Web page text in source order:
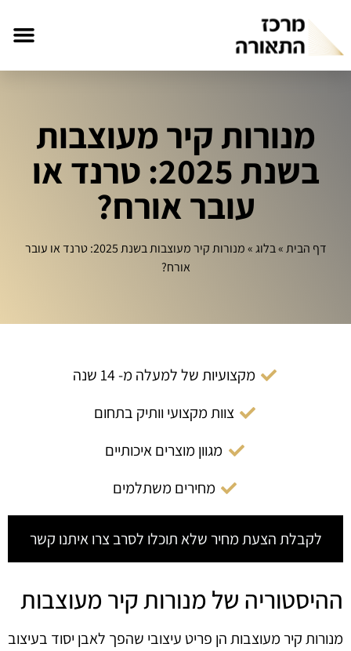
מנורות קיר מעוצבות
בשנת 2025: טרנד או
עובר אורח?
דף הבית»בלוג»
מנורות קיר מעוצבות בשנת 2025: טרנד או עובר
אורח?
מקצועיות של למעלה מ- 14 שנה
צוות מקצועי וותיק בתחום
מגוון מוצרים איכותיים
מחירים משתלמים
לקבלת הצעת מחיר שלא תוכלו לסרב צרו איתנו קשר
ההיסטוריה של מנורות קיר מעוצבות
מנורות קיר מעוצבות הן פריט עיצובי שהפך לאבן יסוד בעיצוב